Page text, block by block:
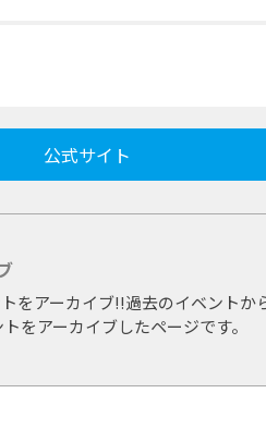
公式サイト
をアーカイブ!!過去のイベントか
をアーカイブしたページです。